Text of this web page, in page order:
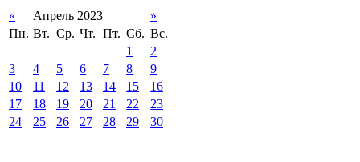
« Апрель 2023
»
Пн. Вт. Ср. Чт. Пт. Сб. Вс.
1
2
3
4 5 6 7 8
9
10
11 12 13 14 15
16
17
18 19 20 21 22
23
24
25 26 27 28 29 30